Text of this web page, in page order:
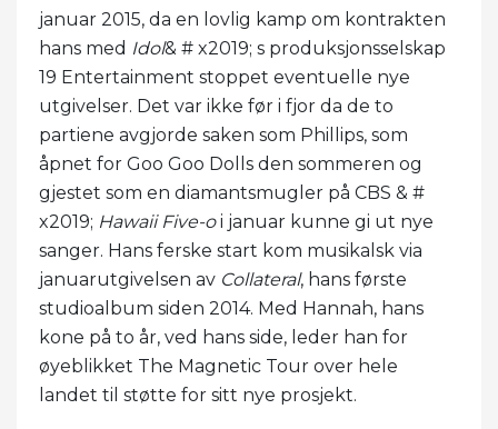
januar 2015, da en lovlig kamp om kontrakten
hans med Idol& # x2019; s produksjonsselskap
19 Entertainment stoppet eventuelle nye
utgivelser. Det var ikke før i fjor da de to
partiene avgjorde saken som Phillips, som
åpnet for Goo Goo Dolls den sommeren og
gjestet som en diamantsmugler på CBS & #
x2019; Hawaii Five-oi januar kunne gi ut nye
sanger. Hans ferske start kom musikalsk via
januarutgivelsen av Collateral, hans første
studioalbum siden 2014. Med Hannah, hans
kone på to år, ved hans side, leder han for
øyeblikket The Magnetic Tour over hele
landet til støtte for sitt nye prosjekt.